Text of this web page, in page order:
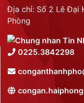
Địa chỉ: Số 2 Lê Đại
Phòng
0225.3842298